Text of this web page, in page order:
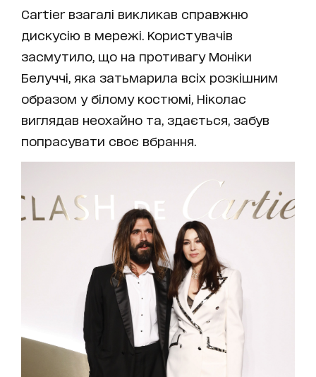
Cartier взагалі викликав справжню
дискусію в мережі. Користувачів
засмутило, що на противагу Моніки
Белуччі, яка затьмарила всіх розкішним
образом у білому костюмі, Ніколас
виглядав неохайно та, здається, забув
попрасувати своє вбрання.